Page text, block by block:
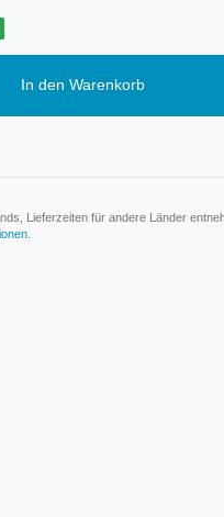
In den Warenkorb
Lieferzeiten für andere Länder